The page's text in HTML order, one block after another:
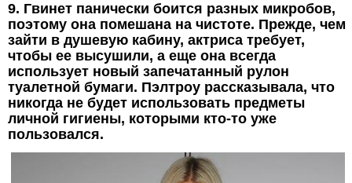
9. Гвинет панически боится разных микробов,
поэтому она помешана на чистоте. Прежде, чем
зайти в душевую кабину, актриса требует,
чтобы ее высушили, а еще она всегда
использует новый запечатанный рулон
туалетной бумаги. Пэлтроу рассказывала, что
никогда не будет использовать предметы
личной гигиены, которыми кто-то уже
пользовался.